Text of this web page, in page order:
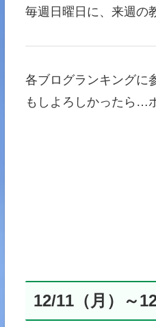
毎週日曜日に、来週の
各ブログランキングに
もしよろしかったら…
12/11（月）～